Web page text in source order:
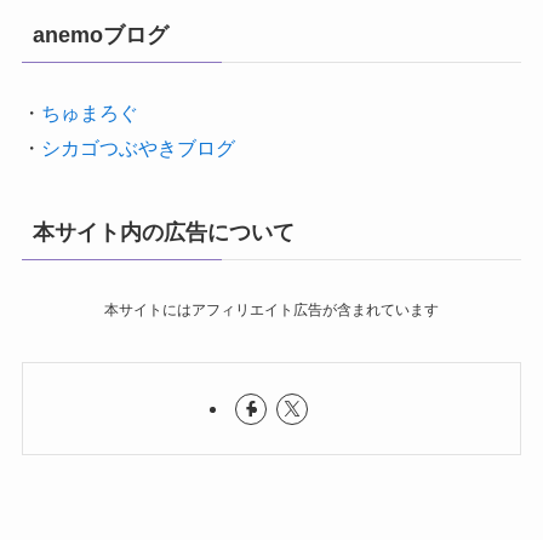
anemoブログ
・ ちゅまろぐ
・ シカゴつぶやきブログ
本サイト内の広告について
本サイトにはアフィリエイト広告が含まれています